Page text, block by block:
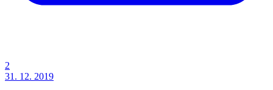
2
31. 12. 2019